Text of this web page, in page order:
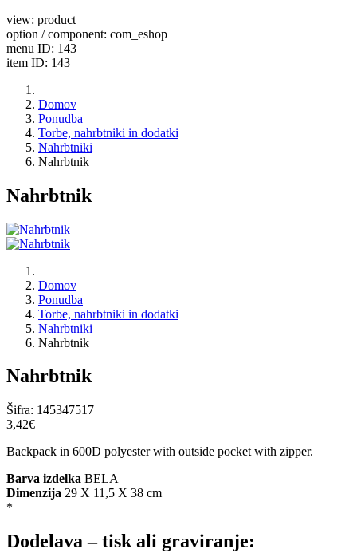
view: product
option / component: com_eshop
menu ID: 143
item ID: 143
Domov
Ponudba
Torbe, nahrbtniki in dodatki
Nahrbtniki
Nahrbtnik
Nahrbtnik
Domov
Ponudba
Torbe, nahrbtniki in dodatki
Nahrbtniki
Nahrbtnik
Nahrbtnik
Šifra: 145347517
3,42‎€
Backpack in 600D polyester with outside pocket with zipper.
Barva izdelka BELA
Dimenzija 29 X 11,5 X 38 cm
*
Dodelava – tisk ali graviranje: